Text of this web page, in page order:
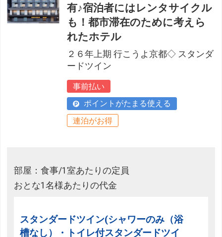
有♪宿泊者にはレンタサイクル
も！都市滞在のために考えら
れたホテル
２６年上期 行こうよ京都◇ スタンダ
ードツイン
事前払い
ポイントがたまる使える
連泊がお得
部屋：食事/1室あたりの定員
おとな1名様あたりの代金
スタンダードツイン(シャワーのみ（浴
槽なし）・トイレ付スタンダードツイ